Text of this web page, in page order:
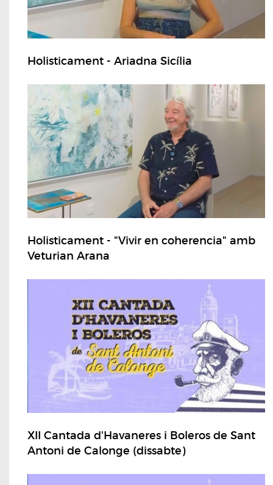
Holisticament - Ariadna Sicília
Holisticament - "Vivir en coherencia" amb
Veturian Arana
XII Cantada d'Havaneres i Boleros de Sant
Antoni de Calonge (dissabte)